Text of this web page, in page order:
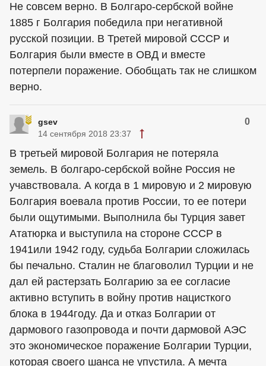
Не совсем верно. В Болгаро-сербской войне
1885 г Болгария победила при негативной
русской позиции. В Третей мировой СССР и
Болгария были вместе в ОВД и вместе
потерпели поражение. Обобщать так не слишком
верно.
gsev 0
14 сентября 2018 23:37
В третьей мировой Болгария не потеряла
земель. В болгаро-сербской войне Россия не
учавствовала. А когда в 1 мировую и 2 мировую
Болгария воевала против России, то ее потери
были ощутимыми. Выполнила бы Турция завет
Ататюрка и выступила на стороне СССР в
1941или 1942 году, судьба Болгарии сложилась
бы печально. Сталин не благоволил Турции и не
дал ей растерзать Болгарию за ее согласие
активно вступить в войну против нацисткого
блока в 1944году. Да и отказ Болгарии от
дармового газопровода и почти дармовой АЭС
это экономическое поражение Болгарии Турции,
которая своего шанса не упустила. А мечта